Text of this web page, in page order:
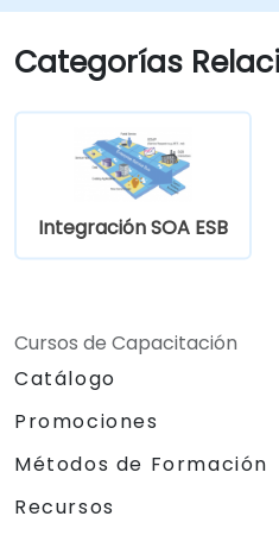
de Talend Data
personalización del
Utilizar las
el progreso de la
las iniciativas de
Categorías
Integración SOA ESB
Cursos de Capacitación
Catálogo
Promociones
Métodos de Formación
Recursos